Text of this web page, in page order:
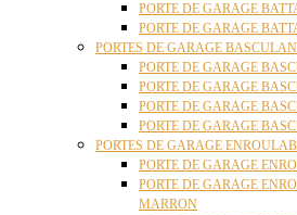
PORTE DE GARAGE
PORTE DE GARAGE
PORTES DE GARAGE
PORTE DE GARAGE
PORTE DE GARAGE
PORTE DE GARAGE
PORTE DE GARAGE
PORTES DE GARAGE
PORTE DE GARAGE
PORTE DE GARAGE
MARRON